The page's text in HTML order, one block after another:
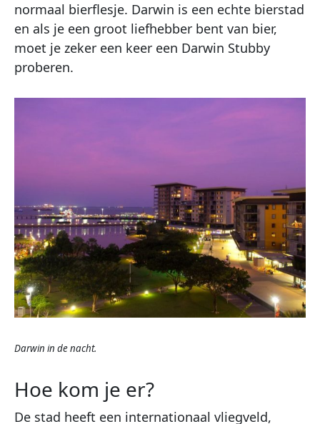
normaal bierflesje. Darwin is een echte bierstad
en als je een groot liefhebber bent van bier,
moet je zeker een keer een Darwin Stubby
proberen.
Darwin in de nacht.
Hoe kom je er?
De stad heeft een internationaal vliegveld,